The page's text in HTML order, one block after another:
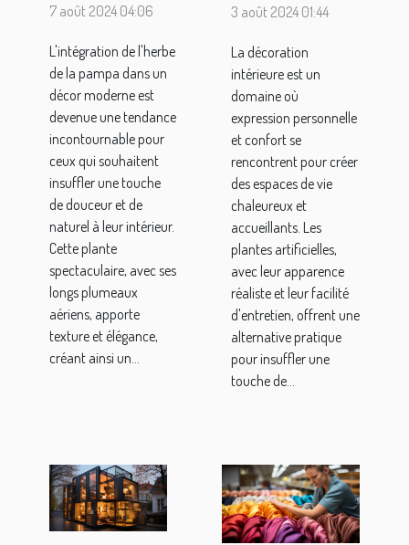
la pampa
dans votre
intérieur
moderne
7 août 2024 04:06
L'intégration de l'herbe
de la pampa dans un
décor moderne est
devenue une tendance
incontournable pour
ceux qui souhaitent
insuffler une touche
de douceur et de
naturel à leur intérieur.
Cette plante
spectaculaire, avec ses
longs plumeaux
aériens, apporte
texture et élégance,
créant ainsi un...
artificielles
dans votre
décoration
intérieure
3 août 2024 01:44
La décoration
intérieure est un
domaine où
expression personnelle
et confort se
rencontrent pour créer
des espaces de vie
chaleureux et
accueillants. Les
plantes artificielles,
avec leur apparence
réaliste et leur facilité
d'entretien, offrent une
alternative pratique
pour insuffler une
touche de...